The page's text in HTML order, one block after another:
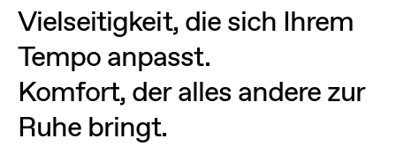
Vielseitigkeit, die sich Ihrem
Tempo anpasst.
Komfort, der alles andere zur
Ruhe bringt.